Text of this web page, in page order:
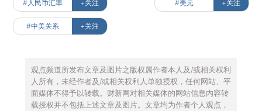
#人民币汇率 +关注 #美元 +关注
#中美关系 +关注
观点频道所发布文章及图片之版权属作者本人及/或相关权利
人所有，未经作者及/或相关权利人单独授权，任何网站、平
面媒体不得予以转载。财新网对相关媒体的网站信息内容转
载授权并不包括上述文章及图片。文章均为作者个人观点，